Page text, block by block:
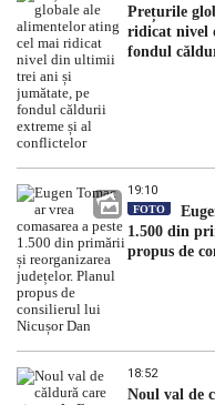
Prețurile
ridicat nivel
fondul
19:10
FOTO
1.500 din
propus de
18:52
Noul val de